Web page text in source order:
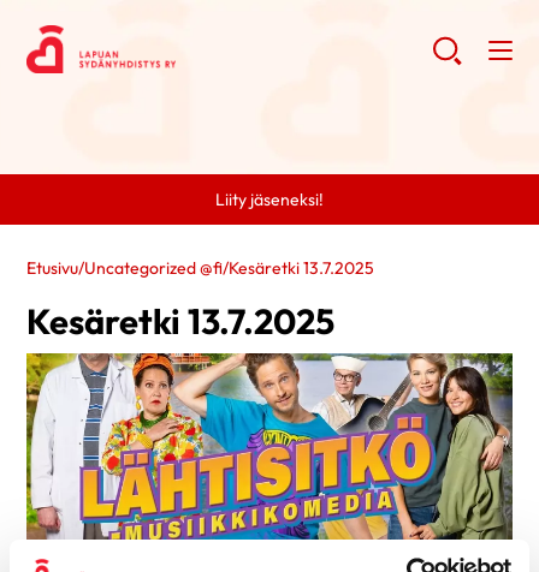
Liity jäseneksi!
Etusivu/Uncategorized @fi/Kesäretki 13.7.2025
Kesäretki 13.7.2025